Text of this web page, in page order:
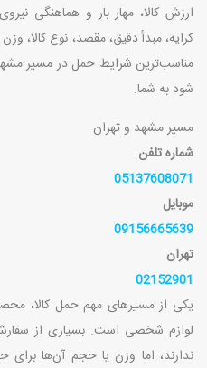
ارزش کالا، مهار بار و هماهنگی
کرایه، مبدأ دقیق، مقصد، نوع کالا،
مناسب‌ترین شرایط حمل در مسیر مشهد
شود به شما.
مسیر مشهد و تهران
شماره تلفن
05137608071
موبایل
09156665639
تهران
02152901
یکی از مسیرهای مهم حمل کالا،
لوازم شخصی است. بسیاری از
ندارند، اما وزن یا حجم آن‌ها